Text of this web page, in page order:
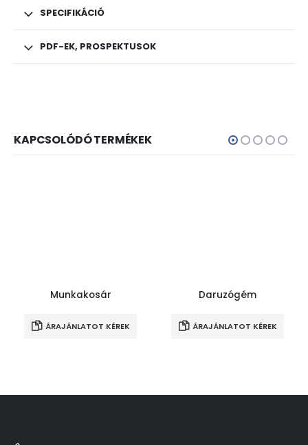
SPECIFIKÁCIÓ
PDF-EK, PROSPEKTUSOK
KAPCSOLÓDÓ TERMÉKEK
Munkakosár
ÁRAJÁNLATOT KÉREK
Daruzógém
ÁRAJÁNLATOT KÉREK